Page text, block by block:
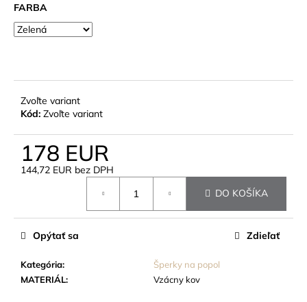
FARBA
Zvoľte variant
Kód: Zvoľte variant
178 EUR
144,72 EUR bez DPH
DO KOŠÍKA
Kategória:
Šperky na popol
MATERIÁL: Vzácny kov
Opýtať sa Zdieľať
HĽADAŤ
O
d
p
o
e
TABUĽKA
NA
HROBOVÝ